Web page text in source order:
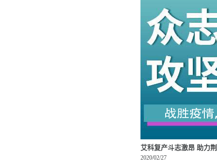
艾科复产斗志激昂 助力
2020/02/27